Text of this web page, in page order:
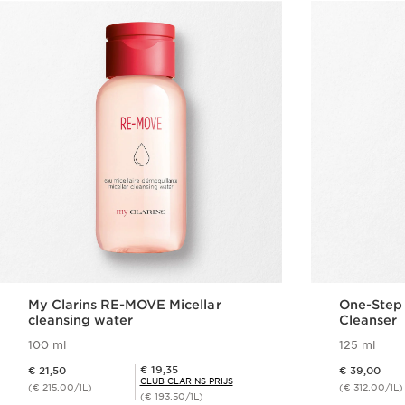
My Clarins RE-MOVE Micellar
cleansing water
100 ml
€ 21,50
(€ 215,00/1L)
Club Clarins Prijs € 19,35
€ 19,35
CLUB CLARINS PRIJS
(€ 193,50/1L)
One-
Cleanser
125 ml
€ 39,00
(€ 312,00/1L)